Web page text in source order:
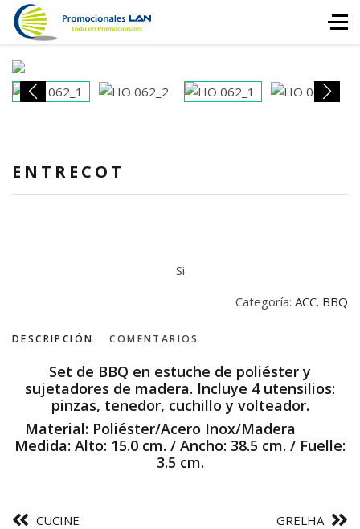
ENTRECOT
Si
Categoría: ACC. BBQ
DESCRIPCIÓN COMENTARIOS
Set de BBQ en estuche de poliéster y
sujetadores de madera. Incluye 4 utensilios:
pinzas, tenedor, cuchillo y volteador.
Material: Poliéster/Acero Inox/Madera
Medida: Alto: 15.0 cm. / Ancho: 38.5 cm. / Fuelle:
3.5 cm.
CUCINE GRELHA